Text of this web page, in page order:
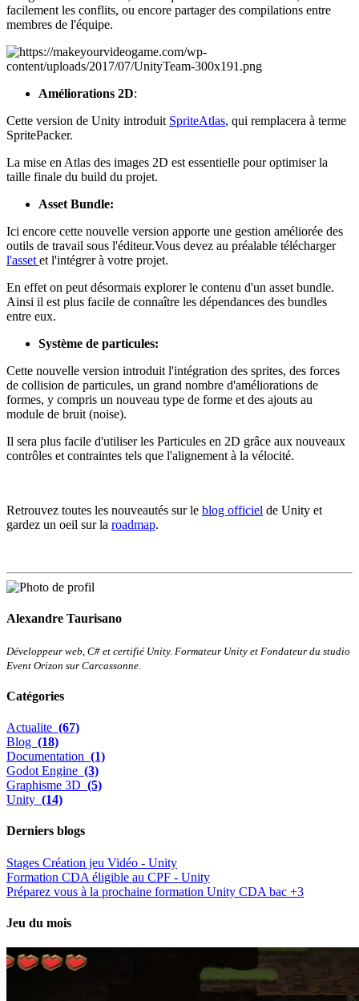
facilement les conflits, ou encore partager des compilations entre
membres de l'équipe.
Améliorations 2D:
Cette version de Unity introduit SpriteAtlas, qui remplacera à terme
SpritePacker.
La mise en Atlas des images 2D est essentielle pour optimiser la
taille finale du build du projet.
Asset Bundle:
Ici encore cette nouvelle version apporte une gestion améliorée des
outils de travail sous l'éditeur.Vous devez au préalable télécharger
l'asset et l'intégrer à votre projet.
En effet on peut désormais explorer le contenu d'un asset bundle.
Ainsi il est plus facile de connaître les dépendances des bundles
entre eux.
Système de particules:
Cette nouvelle version introduit l'intégration des sprites, des forces
de collision de particules, un grand nombre d'améliorations de
formes, y compris un nouveau type de forme et des ajouts au
module de bruit (noise).
Il sera plus facile d'utiliser les Particules en 2D grâce aux nouveaux
contrôles et contraintes tels que l'alignement à la vélocité.
Retrouvez toutes les nouveautés sur le blog officiel de Unity et
gardez un oeil sur la roadmap.
Alexandre Taurisano
Développeur web, C# et certifié Unity. Formateur Unity et Fondateur du studio
Event Orizon sur Carcassonne.
Catégories
Actualite (67)
Blog (18)
Documentation (1)
Godot Engine (3)
Graphisme 3D (5)
Unity (14)
Derniers blogs
Stages Création jeu Vidéo - Unity
Formation CDA éligible au CPF - Unity
Préparez vous à la prochaine formation Unity CDA bac +3
Jeu du mois